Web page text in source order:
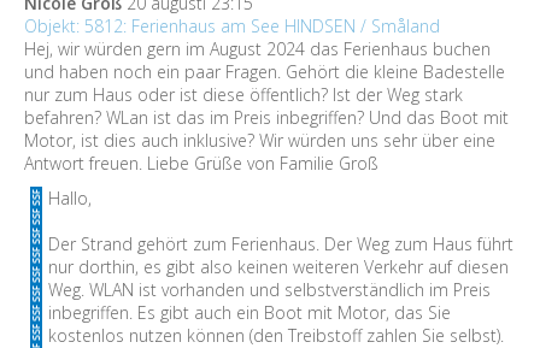
Objekt: 5812: Ferienhaus am See HINDSEN / Småland
Hej, wir würden gern im August 2024 das Ferienhaus buchen
und haben noch ein paar Fragen. Gehört die kleine Badestelle
nur zum Haus oder ist diese öffentlich? Ist der Weg stark
befahren? WLan ist das im Preis inbegriffen? Und das Boot mit
Motor, ist dies auch inklusive? Wir würden uns sehr über eine
Antwort freuen. Liebe Grüße von Familie Groß
Hallo,
Der Strand gehört zum Ferienhaus. Der Weg zum Haus führt
nur dorthin, es gibt also keinen weiteren Verkehr auf diesen
Weg. WLAN ist vorhanden und selbstverständlich im Preis
inbegriffen. Es gibt auch ein Boot mit Motor, das Sie
kostenlos nutzen können (den Treibstoff zahlen Sie selbst).